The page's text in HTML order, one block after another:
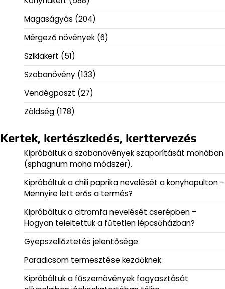
Magaságyás (204)
Mérgező növények (6)
Sziklakert (51)
Szobanövény (133)
Vendégposzt (27)
Zöldség (178)
Kertek, kertészkedés, kerttervezés
Kipróbáltuk a szobanövények szaporítását mohában
(sphagnum moha módszer).
Kipróbáltuk a chili paprika nevelését a konyhapulton –
Mennyire lett erős a termés?
Kipróbáltuk a citromfa nevelését cserépben –
Hogyan teleltettük a fűtetlen lépcsőházban?
Gyepszellőztetés jelentősége
Paradicsom termesztése kezdőknek
Kipróbáltuk a fűszernövények fagyasztását